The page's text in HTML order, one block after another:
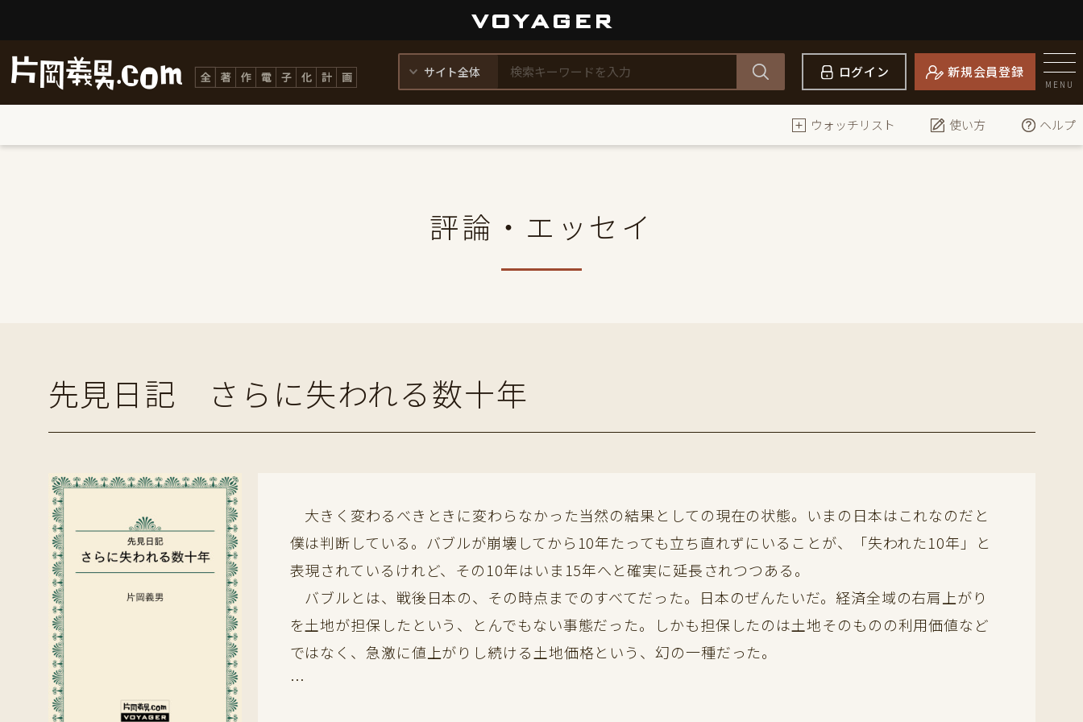
ログイン 新規会員登録
MENU
ウォッチリスト 使い方 ヘルプ
評論・エッセイ
先見日記 さらに失われる数十年
大きく変わるべきときに変わらなかった当然の結果としての現在の状態。いまの日本はこれなのだと
僕は判断している。バブルが崩壊してから10年たっても立ち直れずにいることが、「失われた10年」と
表現されているけれど、その10年はいま15年へと確実に延長されつつある。
バブルとは、戦後日本の、その時点までのすべてだった。日本のぜんたいだ。経済全域の右肩上がり
を土地が担保したという、とんでもない事態だった。しかも担保したのは土地そのものの利用価値など
ではなく、急激に値上がりし続ける土地価格という、幻の一種だった。
…